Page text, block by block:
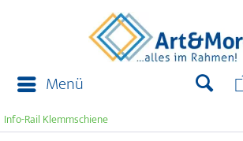
Menü
Info-Rail Klemmschiene